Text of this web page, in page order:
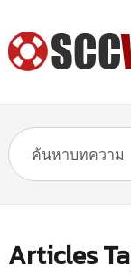
Articles